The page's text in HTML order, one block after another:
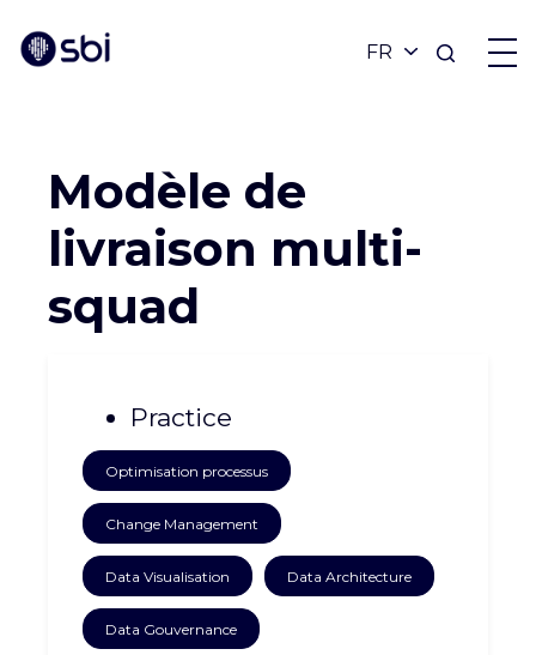
RÉALISATIONS
À PROPOS
CARRIÈRE CONTACT
Modèle de
livraison multi-
squad
Practice
Optimisation processus
Change Management
Data Visualisation Data Architecture
Data Gouvernance